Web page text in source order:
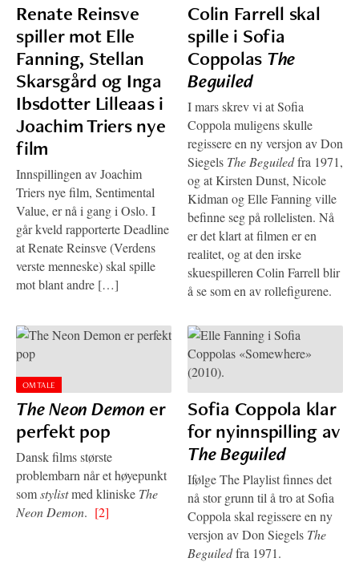
Renate Reinsve
spiller mot Elle
Fanning, Stellan
Skarsgård og Inga
Ibsdotter Lilleaas i
Joachim Triers nye
film
Innspillingen av Joachim
Triers nye film, Sentimental
Value, er nå i gang i Oslo. I
går kveld rapporterte Deadline
at Renate Reinsve (Verdens
verste menneske) skal spille
mot blant andre […]
Colin Farrell skal
spille i Sofia
Coppolas The
Beguiled
I mars skrev vi at Sofia
Coppola muligens skulle
regissere en ny versjon av Don
Siegels The Beguiledfra 1971,
og at Kirsten Dunst, Nicole
Kidman og Elle Fanning ville
befinne seg på rollelisten. Nå
er det klart at filmen er en
realitet, og at den irske
skuespilleren Colin Farrell blir
å se som en av rollefigurene.
OMTALE
The Neon Demoner
perfekt pop
Dansk films største
problembarn når et høyepunkt
somstylistmed kliniske The
Neon Demon. [2]
Sofia Coppola klar
for nyinnspilling av
The Beguiled
Ifølge The Playlist finnes det
nå stor grunn til å tro at Sofia
Coppola skal regissere en ny
versjon av Don Siegels The
Beguiledfra 1971.